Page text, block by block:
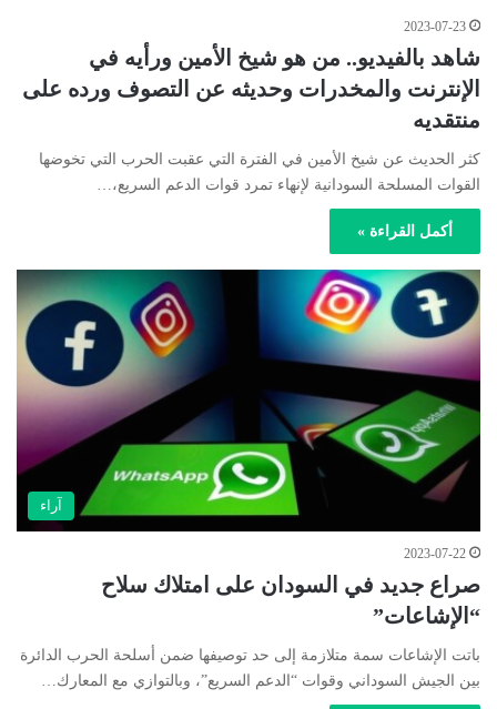
2023-07-23
شاهد بالفيديو.. من هو شيخ الأمين ورأيه في
الإنترنت والمخدرات وحديثه عن التصوف ورده على
منتقديه
كثر الحديث عن شيخ الأمين في الفترة التي عقبت الحرب التي تخوضها
القوات المسلحة السودانية لإنهاء تمرد قوات الدعم السريع،…
أكمل القراءة »
آراء
2023-07-22
صراع جديد في السودان على امتلاك سلاح
“الإشاعات”
باتت الإشاعات سمة متلازمة إلى حد توصيفها ضمن أسلحة الحرب الدائرة
بين الجيش السوداني وقوات “الدعم السريع”، وبالتوازي مع المعارك…